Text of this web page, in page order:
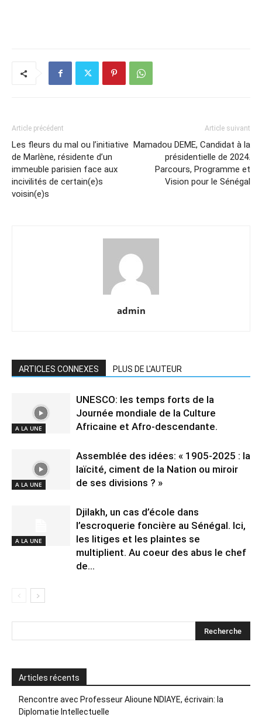
Article précédent
Les fleurs du mal ou l’initiative
de Marlène, résidente d’un
immeuble parisien face aux
incivilités de certain(e)s
voisin(e)s
Article suivant
Mamadou DEME, Candidat à la
présidentielle de 2024.
Parcours, Programme et
Vision pour le Sénégal
admin
ARTICLES CONNEXES PLUS DE L'AUTEUR
A LA UNE
UNESCO: les temps forts de la
Journée mondiale de la Culture
Africaine et Afro-descendante.
A LA UNE
Assemblée des idées: « 1905-2025 : la
laïcité, ciment de la Nation ou miroir
de ses divisions ? »
A LA UNE
Djilakh, un cas d’école dans
l’escroquerie foncière au Sénégal. Ici,
les litiges et les plaintes se
multiplient. Au coeur des abus le chef
de...
Articles récents
Rencontre avec Professeur Alioune NDIAYE, écrivain: la
Diplomatie Intellectuelle